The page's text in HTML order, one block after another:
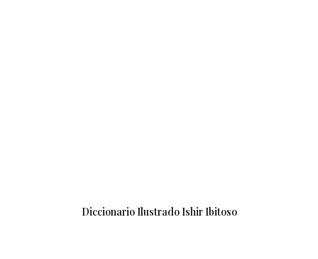
Diccionario Ilustrado Ishir Ibitoso